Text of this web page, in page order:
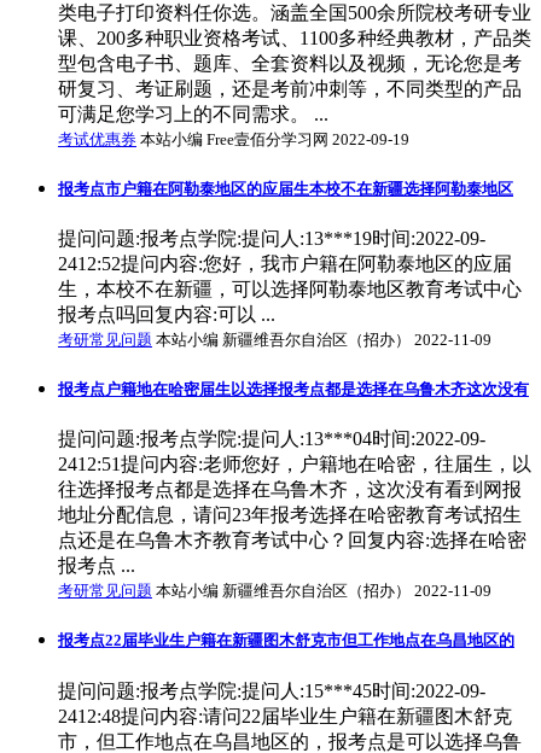
类电子打印资料任你选。涵盖全国500余所院校考研专业
课、200多种职业资格考试、1100多种经典教材，产品类
型包含电子书、题库、全套资料以及视频，无论您是考
研复习、考证刷题，还是考前冲刺等，不同类型的产品
可满足您学习上的不同需求。 ...
考试优惠券 本站小编 Free壹佰分学习网 2022-09-19
报考点市户籍在阿勒泰地区的应届生本校不在新疆选择阿勒泰地区
提问问题:报考点学院:提问人:13***19时间:2022-09-
2412:52提问内容:您好，我市户籍在阿勒泰地区的应届
生，本校不在新疆，可以选择阿勒泰地区教育考试中心
报考点吗回复内容:可以 ...
考研常见问题 本站小编 新疆维吾尔自治区（招办） 2022-11-09
报考点户籍地在哈密届生以选择报考点都是选择在乌鲁木齐这次没有
提问问题:报考点学院:提问人:13***04时间:2022-09-
2412:51提问内容:老师您好，户籍地在哈密，往届生，以
往选择报考点都是选择在乌鲁木齐，这次没有看到网报
地址分配信息，请问23年报考选择在哈密教育考试招生
点还是在乌鲁木齐教育考试中心？回复内容:选择在哈密
报考点 ...
考研常见问题 本站小编 新疆维吾尔自治区（招办） 2022-11-09
报考点22届毕业生户籍在新疆图木舒克市但工作地点在乌昌地区的
提问问题:报考点学院:提问人:15***45时间:2022-09-
2412:48提问内容:请问22届毕业生户籍在新疆图木舒克
市，但工作地点在乌昌地区的，报考点是可以选择乌鲁